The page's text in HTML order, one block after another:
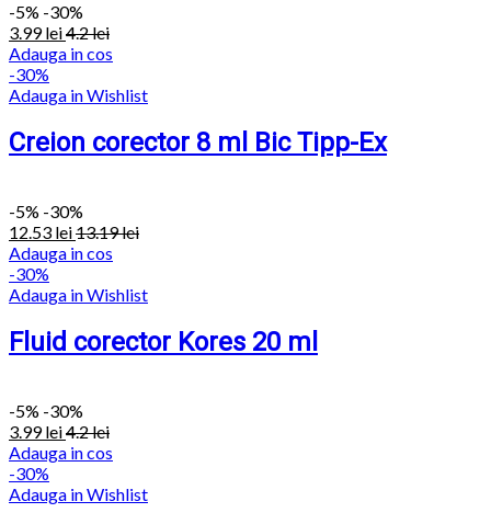
-5% -30%
3.99lei4.2lei
Adauga in cos
-30%
Adauga in Wishlist
Creion corector 8 ml Bic Tipp-Ex
-5% -30%
12.53 lei13.19lei
Adauga in cos
-30%
Adauga in Wishlist
Fluid corector Kores 20 ml
-5% -30%
3.99lei4.2lei
Adauga in cos
-30%
Adauga in Wishlist